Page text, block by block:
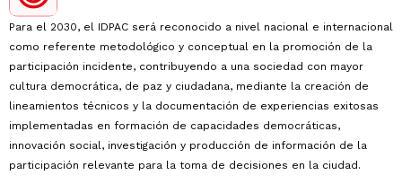
Para el 2030, el IDPAC será reconocido a nivel nacional e internacional
como referente metodológico y conceptual en la promoción de la
participación incidente, contribuyendo a una sociedad con mayor
cultura democrática, de paz y ciudadana, mediante la creación de
lineamientos técnicos y la documentación de experiencias exitosas
implementadas en formación de capacidades democráticas,
innovación social, investigación y producción de información de la
participación relevante para la toma de decisiones en la ciudad.